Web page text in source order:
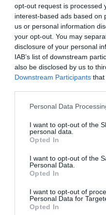
opt-out request is processed
interest-based ads based on
us or personal information
your opt-out. You may
disclosure of your personal
IAB’s list of downstream
also be disclosed by us to
Downstream Participants that
Please note that this
not limited to your visit or
grant or deny consent to
use your data for below
consent section.
Personal Data
I want to opt-out of the
personal data.
Opted In
I want to opt-out of the
Personal Data.
Opted In
I want to opt-out of
Personal Data for
Opted In
A kutatók a Hubble- és
méréseit, valamint a
tömegadatait
kombinációkban
Még több
Amikor csak a
Andromédát
az esetek